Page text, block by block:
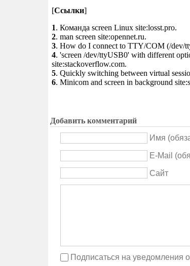
[Ссылки]
1. Команда screen Linux site:losst.pro.
2. man screen site:opennet.ru.
3. How do I connect to TTY/COM (/dev/
4. 'screen /dev/ttyUSB0' with different
site:stackoverflow.com.
5. Quickly switching between virtual
6. Minicom and screen in background
Добавить комментарий
Имя
E-Mail
Сайт
Подписаться на уведомления